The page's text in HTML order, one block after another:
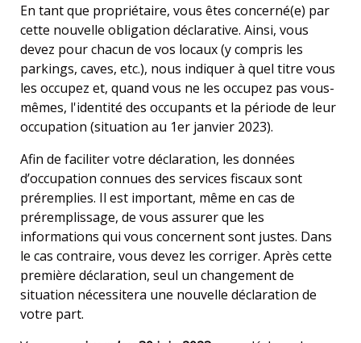
En tant que propriétaire, vous êtes concerné(e) par
cette nouvelle obligation déclarative. Ainsi, vous
devez pour chacun de vos locaux (y compris les
parkings, caves, etc.), nous indiquer à quel titre vous
les occupez et, quand vous ne les occupez pas vous-
mêmes, l'identité des occupants et la période de leur
occupation (situation au 1er janvier 2023).
Afin de faciliter votre déclaration, les données
d’occupation connues des services fiscaux sont
préremplies. Il est important, même en cas de
préremplissage, de vous assurer que les
informations qui vous concernent sont justes. Dans
le cas contraire, vous devez les corriger. Après cette
première déclaration, seul un changement de
situation nécessitera une nouvelle déclaration de
votre part.